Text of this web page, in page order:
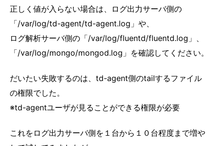
正しく値が入らない場合は、ログ出力サーバ側の
「/var/log/td-agent/td-agent.log」や、
ログ解析サーバ側の「/var/log/fluentd/fluentd.log」、
「/var/log/mongo/mongod.log」を確認してください。
だいたい失敗するのは、td-agent側のtailするファイル
の権限でした。
※td-agentユーザが見ることができる権限が必要
これをログ出力サーバ側を１台から１０台程度まで増や